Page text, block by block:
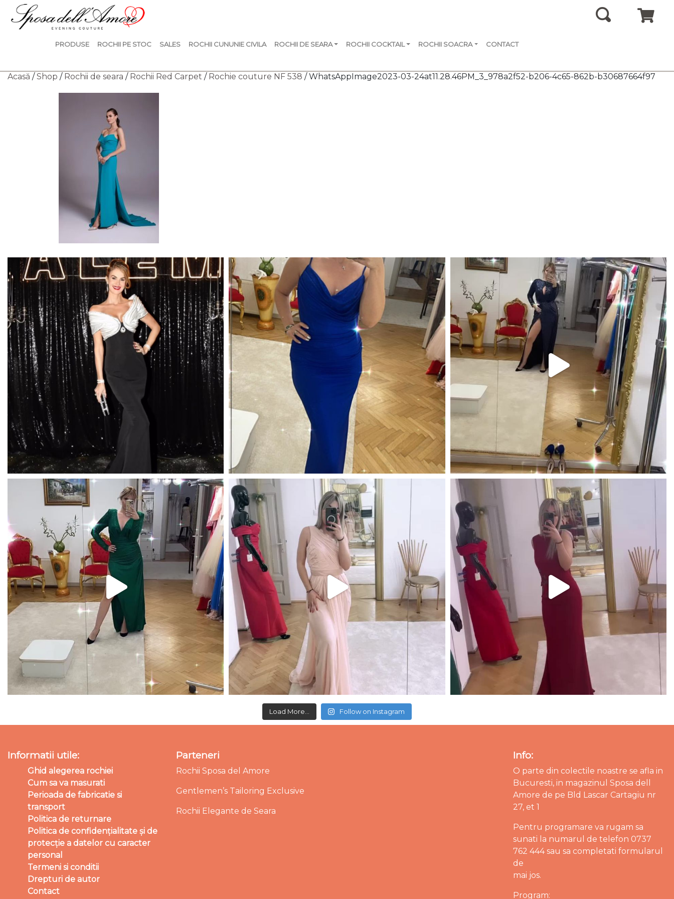
PRODUSE ROCHII PE STOC SALES ROCHII CUNUNIE CIVILA ROCHII DE SEARA ROCHII COCKTAIL ROCHII SOACRA CONTACT
Acasă /Shop / Rochii de seara / Rochii Red Carpet / Rochie couture NF 538 / WhatsAppImage2023-03-24at11.28.46PM_3_978a2f52-b206-4c65-862b-b30687664f97
Load More... Follow on Instagram
Informatii utile:
Ghid alegerea rochiei
Cum sa va masurati
Perioada de fabricatie si
transport
Politica de returnare
Politica de confidențialitate și de
protecție a datelor cu caracter
personal
Termeni si conditii
Drepturi de autor
Contact
Parteneri
Rochii Sposa del Amore
Gentlemen’s Tailoring Exclusive
Rochii Elegante de Seara
Info:
O parte din colectile noastre se afla in
Bucuresti, in magazinul Sposa dell
Amore de pe Bld Lascar Cartagiu nr
27, et 1
Pentru programare va rugam sa
sunati la numarul de telefon 0737
762 444 sau sa completati formularul
de
mai jos.
Program: